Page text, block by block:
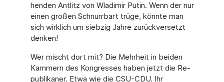
henden Antlitz von Wladimir Putin. Wenn der nur
einen großen Schnurrbart trüge, könnte man
sich wirklich um siebzig Jahre zurückversetzt
denken!
Wer mischt dort mit? Die Mehrheit in beiden
Kammern des Kongresses haben jetzt die Re­
publikaner. Etwa wie die CSU-CDU. Ihr